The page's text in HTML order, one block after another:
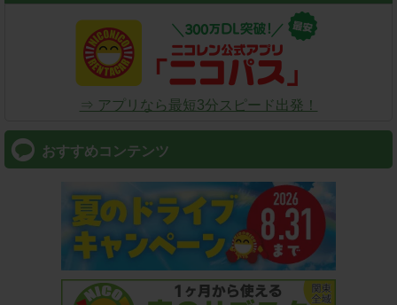
⇒ アプリなら最短3分スピード出発！
おすすめコンテンツ